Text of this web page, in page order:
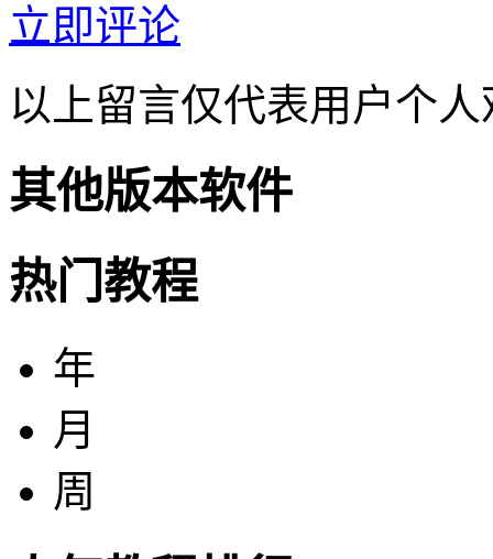
立即评论
以上留言仅代表用户个
其他版本软件
热门教程
年
月
周